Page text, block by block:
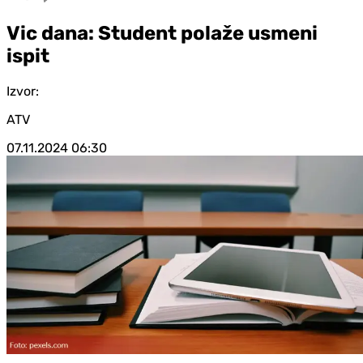
Vic dana: Student polaže usmeni
ispit
Izvor:
ATV
07.11.2024 06:30